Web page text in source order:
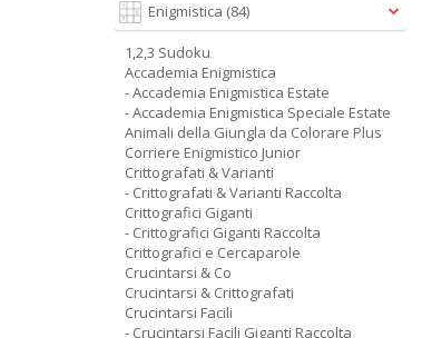
Digitale
2.90 €
Cartacea
5.90 € 2.90 €
Enigmistica (84)
1,2,3 Sudoku
Accademia Enigmistica
- Accademia Enigmistica Estate
- Accademia Enigmistica Speciale Estate
Animali della Giungla da Colorare Plus
Corriere Enigmistico Junior
Crittografati & Varianti
- Crittografati & Varianti Raccolta
Crittografici Giganti
- Crittografici Giganti Raccolta
Crittografici e Cercaparole
Crucintarsi & Co
Crucintarsi & Crittografati
Crucintarsi Facili
- Crucintarsi Facili Giganti Raccolta